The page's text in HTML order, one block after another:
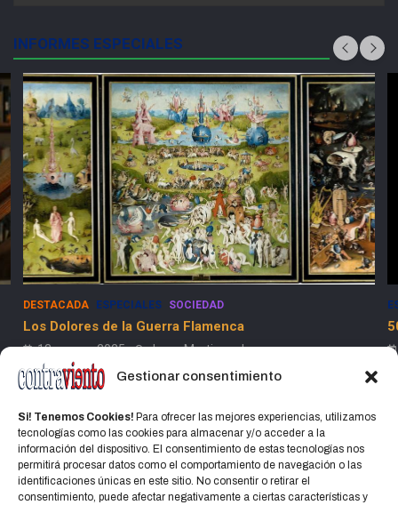
Gestionar consentimiento
Si! Tenemos Cookies! Para ofrecer las mejores experiencias, utilizamos
tecnologías como las cookies para almacenar y/o acceder a la
información del dispositivo. El consentimiento de estas tecnologías nos
permitirá procesar datos como el comportamiento de navegación o las
identificaciones únicas en este sitio. No consentir o retirar el
consentimiento, puede afectar negativamente a ciertas características y
INFORMES ESPECIALES
DESTACADA ESPECIALES SOCIEDAD
Los Dolores de la Guerra Flamenca
13 marzo, 2025 Jorge Martinez Jorge
Home Política de privacidad CONTACTO